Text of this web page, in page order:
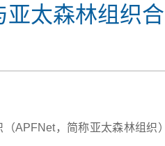
亚太森林组织
APFNet，简称亚太森林组